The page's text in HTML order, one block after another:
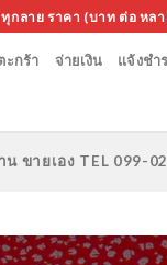
ลาย ราคา (บาท ต่อ หลา
ะกร้า จ่ายเงิน แจ้งชำ
ขายเอง TEL 099-